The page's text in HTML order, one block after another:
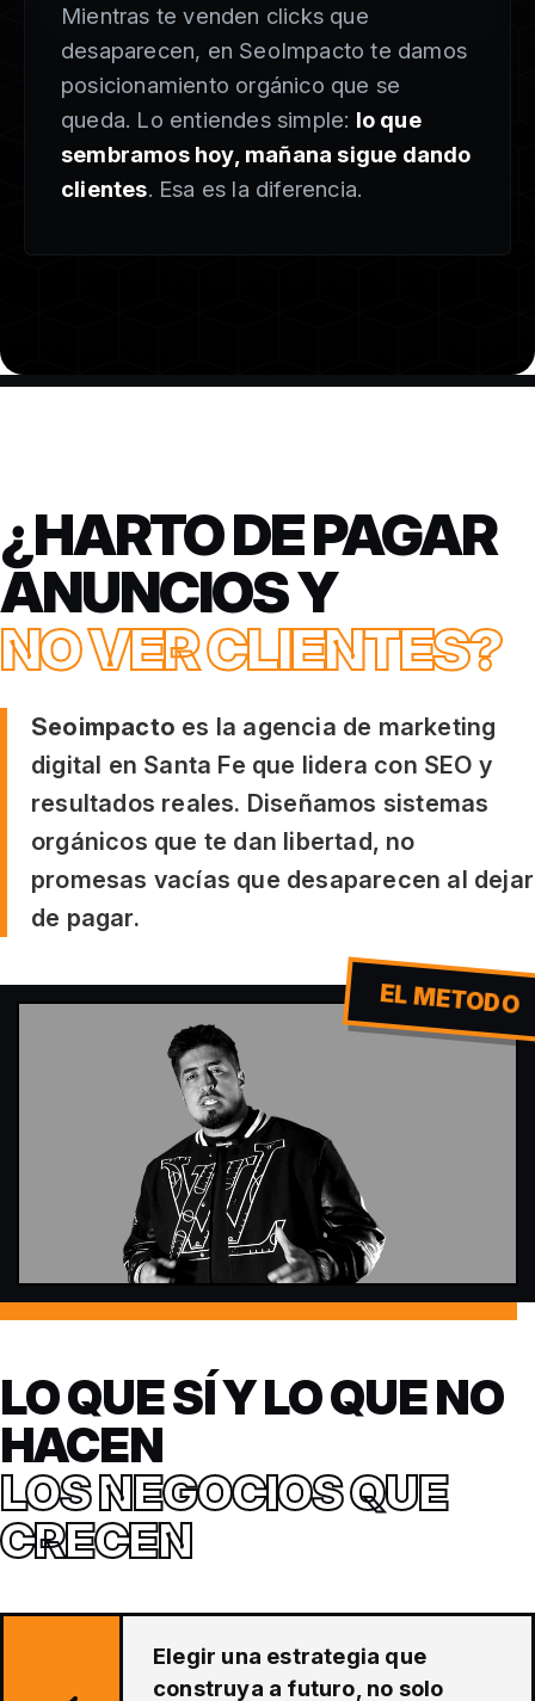
Mientras te venden clicks que
desaparecen, en SeoImpacto te damos
posicionamiento orgánico que se
queda. Lo entiendes simple: lo que
sembramos hoy, mañana sigue dando
clientes. Esa es la diferencia.
¿HARTO DE PAGAR
ANUNCIOS Y
NO VER CLIENTES?
Seoimpacto es la agencia de marketing
digital en Santa Fe que lidera con SEO y
resultados reales. Diseñamos sistemas
orgánicos que te dan libertad, no
promesas vacías que desaparecen al dejar
de pagar.
EL METODO
LO QUE SÍ Y LO QUE NO
HACEN
LOS NEGOCIOS QUE
CRECEN
Elegir una estrategia que
construya a futuro, no solo